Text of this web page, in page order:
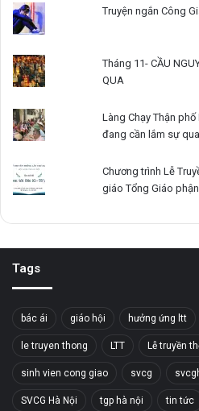
Truyện ngắn Công
Tháng 11- CẦU
QUA
Làng Chạy Thận phố
đang cần lắm sự
Chương trình Lễ
giáo Tổng Giáo
Tags
bác ái giáo hội hưởng ứng ltt
le truyen thong LTT Lễ truyền
sinh vien cong giao svcg
SVCG Hà Nội tgp hà nội tin tức